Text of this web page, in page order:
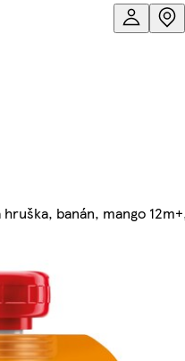
banán, mango